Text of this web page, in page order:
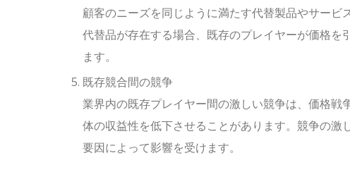
顧客のニーズを同じように満たす代替製品やサー
代替品が存在する場合、既存のプレイヤーが価格
ます。
既存競合間の競争
業界内の既存プレイヤー間の激しい競争は、価格
体の収益性を低下させることがあります。競争の
要因によって影響を受けます。